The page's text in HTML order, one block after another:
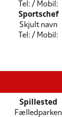
Tel: / Mobil:
Sportschef
Skjult navn
Tel: / Mobil:
Spillested
Fælledparken